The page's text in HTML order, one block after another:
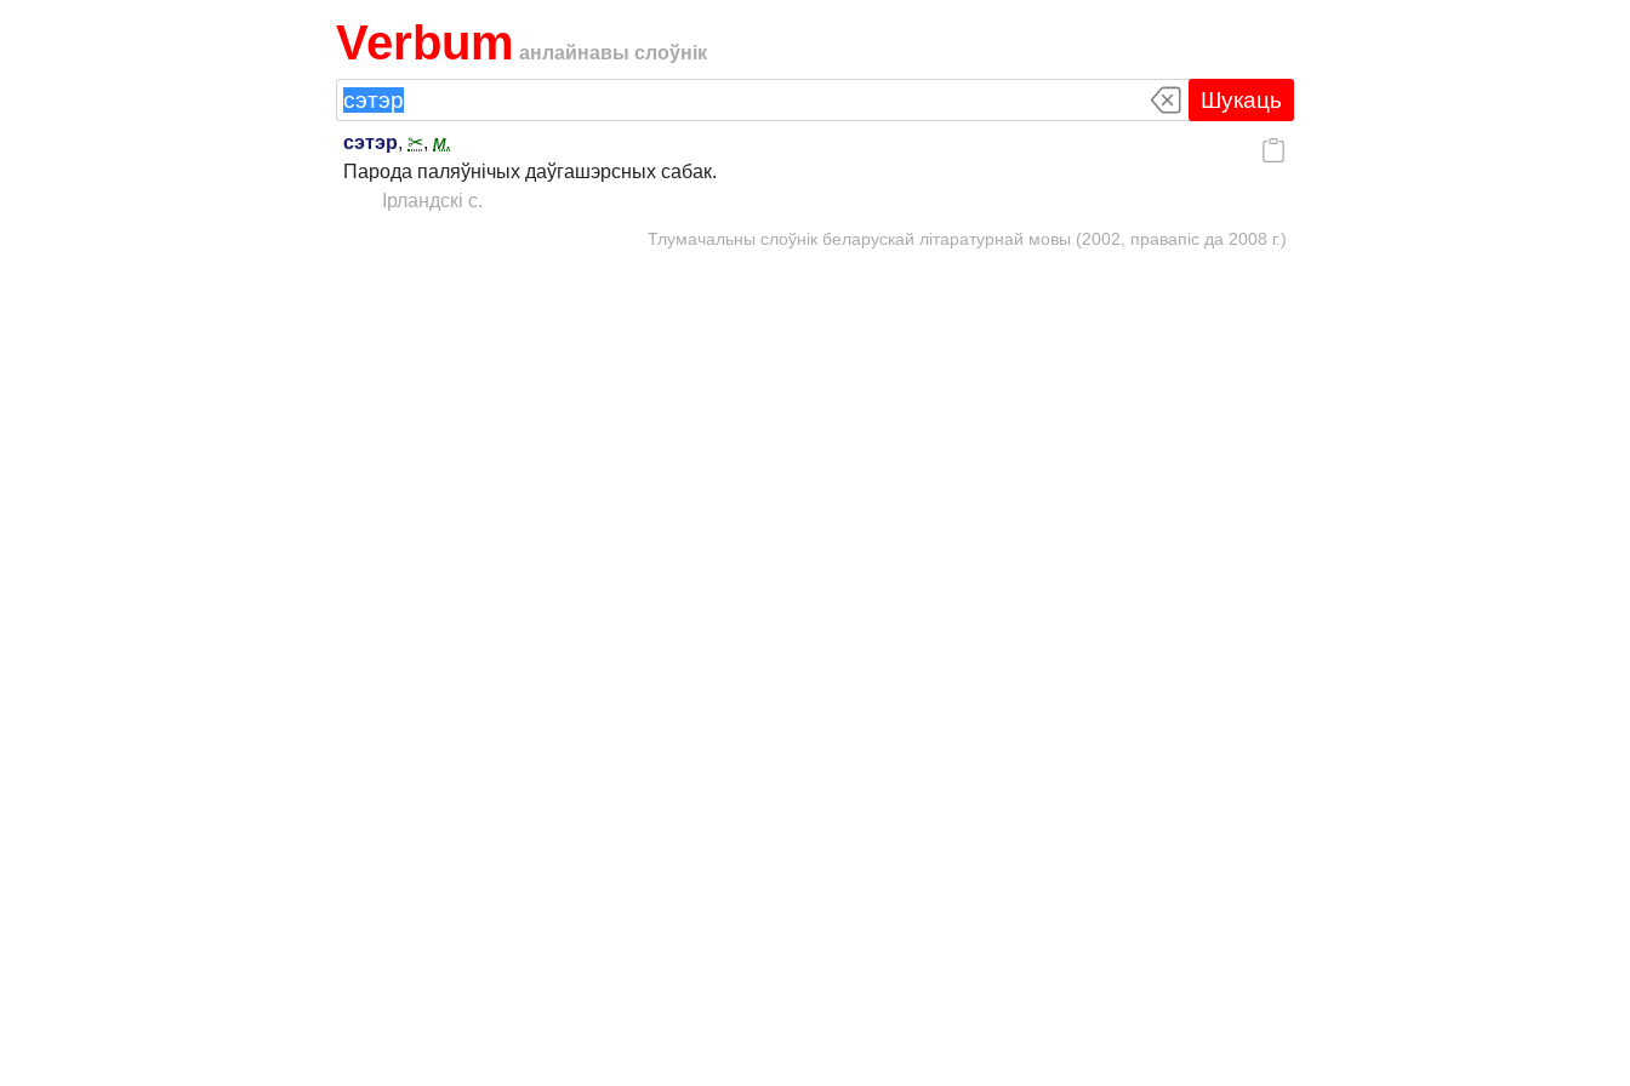
Verbum анлайнавы слоўнік
Шукаць
сэтэр, ✂, м.
Парода паляўнічых даўгашэрсных сабак.
Ірландскі с.
Тлумачальны слоўнік беларускай літаратурнай мовы (2002, правапіс да 2008 г.)